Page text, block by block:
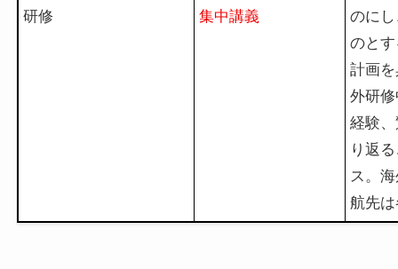
研修
集中講義
のに
のと
計画
外研
経験
り返
ス。
航先